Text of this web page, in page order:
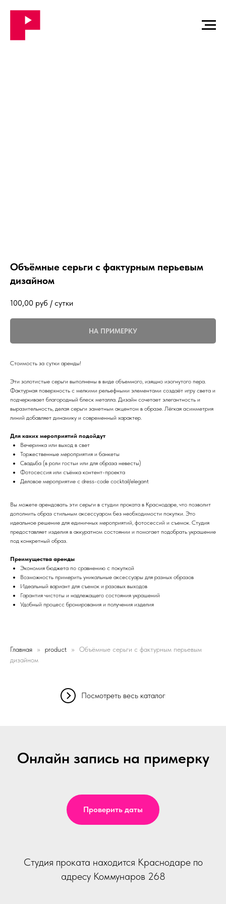
Объёмные серьги с фактурным перьевым
дизайном
100,00 руб / сутки
НА ПРИМЕРКУ
Стоимость за сутки аренды!
Эти золотистые серьги выполнены в виде объемного, изящно изогнутого пера.
Фактурная поверхность с мелкими рельефными элементами создаёт игру света и
подчеркивает благородный блеск металла. Дизайн сочетает элегантность и
выразительность, делая серьги заметным акцентом в образе. Лёгкая асимметрия
линий добавляет динамику и современный характер.
Для каких мероприятий подойдут
Вечеринка или выход в свет
Торжественные мероприятия и банкеты
Свадьба (в роли гостьи или для образа невесты)
Фотосессия или съёмка контент-проекта
Деловое мероприятие с dress-code cocktail/elegant
Вы можете арендовать эти серьги в студии проката в Краснодаре, что позволит
дополнить образ стильным аксессуаром без необходимости покупки. Это
идеальное решение для единичных мероприятий, фотосессий и съемок. Студия
предоставляет изделия в аккуратном состоянии и помогает подобрать украшение
под конкретный образ.
Преимущества аренды
Экономия бюджета по сравнению с покупкой
Возможность примерить уникальные аксессуары для разных образов
Идеальный вариант для съемок и разовых выходов
Гарантия чистоты и надлежащего состояния украшений
Удобный процесс бронирования и получения изделия
Главная product
Объёмные серьги с фактурным перьевым
дизайном
Посмотреть весь каталог
Онлайн запись на примерку
Проверить даты
Студия проката находится Краснодаре по
адресу Коммунаров 268